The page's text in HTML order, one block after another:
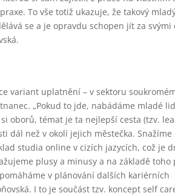
To vše totiž ukazuje, že takový
se a je opravdu schopen jít za
variant uplatnění – v sektoru
„Pokud to jde, nabádáme mladé
oborů, témat je ta nejlepší cesta (tzv.
dál než v okolí jejich městečka.
studia online v cizích jazycích, což je
plusy a minusy a na základě toho
v plánování dalších kariérních
I to je součást tzv. koncept self